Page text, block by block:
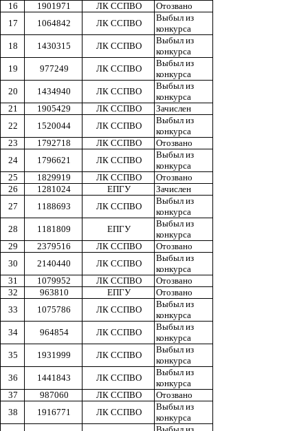
16
1901971 ЛК ССПВО
Отозвано
17
1064842 ЛК ССПВО
Выбыл из
конкурса
18
1430315 ЛК ССПВО
Выбыл из
конкурса
19
977249 ЛК ССПВО
Выбыл из
конкурса
20
1434940 ЛК ССПВО
Выбыл из
конкурса
21
1905429 ЛК ССПВО
Зачислен
22
1520044 ЛК ССПВО
Выбыл из
конкурса
23
1792718 ЛК ССПВО
Отозвано
24
1796621 ЛК ССПВО
Выбыл из
конкурса
25
1829919 ЛК ССПВО
Отозвано
26
1281024 ЕПГУ
Зачислен
27
1188693 ЛК ССПВО
Выбыл из
конкурса
28
1181809 ЕПГУ
Выбыл из
конкурса
29
2379516 ЛК ССПВО
Отозвано
30
2140440 ЛК ССПВО
Выбыл из
конкурса
31
1079952 ЛК ССПВО
Отозвано
32
963810 ЕПГУ
Отозвано
33
1075786 ЛК ССПВО
Выбыл из
конкурса
34
964854 ЛК ССПВО
Выбыл из
конкурса
35
1931999 ЛК ССПВО
Выбыл из
конкурса
36
1441843 ЛК ССПВО
Выбыл из
конкурса
37
987060 ЛК ССПВО
Отозвано
38
1916771 ЛК ССПВО
Выбыл из
конкурса